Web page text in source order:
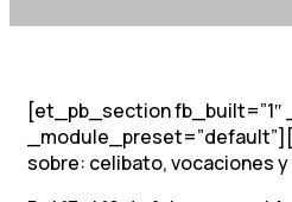
[et_pb_section fb_built=”1″
sobre: celibato, vocaciones